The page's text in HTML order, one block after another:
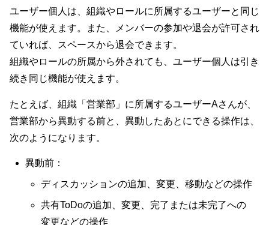
ユーザー個人は、組織やロールに所属するユーザーと同じ
機能が使えます。また、メンバーの参加や退会が許可され
ていれば、スペースから退会できます。
組織やロールの所属から外されても、ユーザー個人は引き
続き同じ機能が使えます。
たとえば、組織「営業部」に所属するユーザーAさんが、
営業部から異動する前と、異動したあとにできる操作は、
次のようになります。
異動前：
ディスカッションの追加、変更、移動などの操作
共有ToDoの追加、変更、完了または未完了への
変更などの操作